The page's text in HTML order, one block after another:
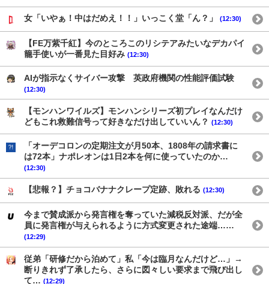
女「いやぁ！中はだめえ！！」いっこく堂「ん？」 (12:30)
【FE万紫千紅】今のところこのリシテアみたいなデカパイ
籠手使いが一番見た目好み (12:30)
AIが指示なくサイバー攻撃 英政府機関の性能評価試験
(12:30)
【モンハンワイルズ】モンハンシリーズ初プレイなんだけ
どもこれ救難信号って好きなだけ出していいん？ (12:30)
「オーデコロンの定期注文が月50本、1808年の請求書に
は72本」ナポレオンは1日2本を何に使っていたのか…
(12:30)
【悲報？】チョコバナナクレープ定跡、敗れる (12:30)
今まで賛成派から発言権を奪っていた減税反対派、だが全
員に発言権が与えられるように方式変更された途端……
(12:29)
従弟「研修だから泊めて」私「今は臨月なんだけど…」→
断りきれず了承したら、さらに図々しい要求まで飛び出し
て… (12:29)